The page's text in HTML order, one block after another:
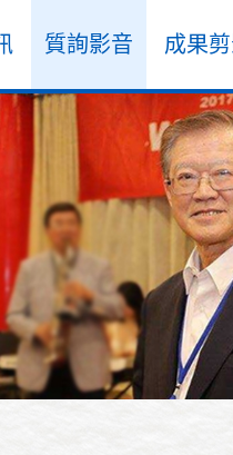
質詢影音 成果